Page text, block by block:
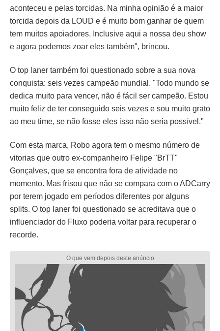
aconteceu e pelas torcidas. Na minha opinião é a maior
torcida depois da LOUD e é muito bom ganhar de quem
tem muitos apoiadores. Inclusive aqui a nossa deu show
e agora podemos zoar eles também", brincou.
O top laner também foi questionado sobre a sua nova
conquista: seis vezes campeão mundial. "Todo mundo se
dedica muito para vencer, não é fácil ser campeão. Estou
muito feliz de ter conseguido seis vezes e sou muito grato
ao meu time, se não fosse eles isso não seria possível."
Com esta marca, Robo agora tem o mesmo número de
vitorias que outro ex-companheiro Felipe "BrTT"
Gonçalves, que se encontra fora de atividade no
momento. Mas frisou que não se compara com o ADCarry
por terem jogado em períodos diferentes por alguns
splits. O top laner foi questionado se acreditava que o
influenciador do Fluxo poderia voltar para recuperar o
recorde.